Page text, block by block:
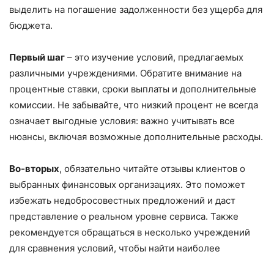
выделить на погашение задолженности без ущерба для
бюджета.
Первый шаг – это изучение условий, предлагаемых
различными учреждениями. Обратите внимание на
процентные ставки, сроки выплаты и дополнительные
комиссии. Не забывайте, что низкий процент не всегда
означает выгодные условия: важно учитывать все
нюансы, включая возможные дополнительные расходы.
Во-вторых, обязательно читайте отзывы клиентов о
выбранных финансовых организациях. Это поможет
избежать недобросовестных предложений и даст
представление о реальном уровне сервиса. Также
рекомендуется обращаться в несколько учреждений
для сравнения условий, чтобы найти наиболее